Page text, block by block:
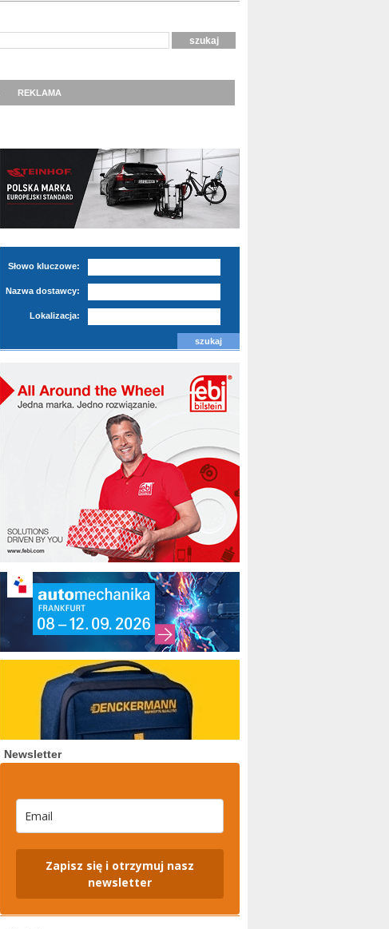
REKLAMA
Słowo kluczowe:
Nazwa dostawcy:
Lokalizacja:
Newsletter
Zapisz się i otrzymuj nasz
newsletter